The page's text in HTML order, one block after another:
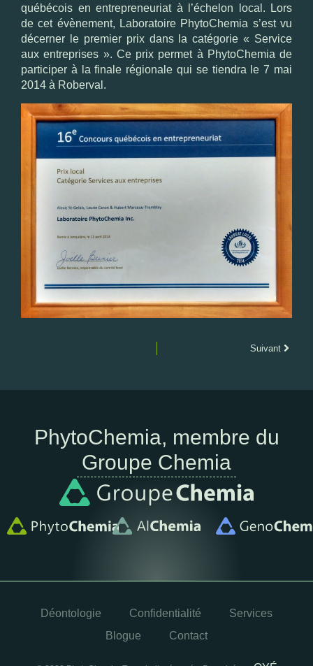
québécois en entrepreneuriatà l’échelon local. Lors
de cet évènement, Laboratoire PhytoChemia s’est vu
décerner le premier prix dans la catégorie « Service
aux entreprises ». Ce prix permet à PhytoChemia de
participer à la finale régionale qui se tiendra le 7 mai
2014 à Roberval.
Suivant
PhytoChemia, membre du
Groupe Chemia
Déontologie Confidentialité
Services
Blogue
Contact